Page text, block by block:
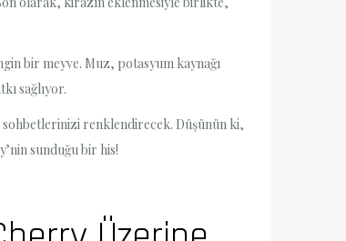
bir meyve. Muz, potasyum kaynağı
sağlıyor.
sohbetlerinizi renklendirecek. Düşünün ki,
sunduğu bir his!